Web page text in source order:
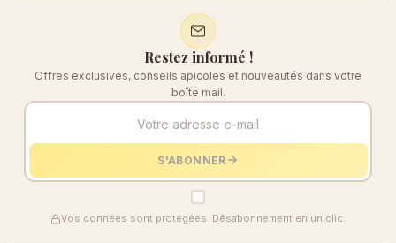
Restez informé !
Offres exclusives, conseils apicoles et nouveautés dans votre
boîte mail.
S'ABONNER
Vos données sont protégées. Désabonnement en un clic.